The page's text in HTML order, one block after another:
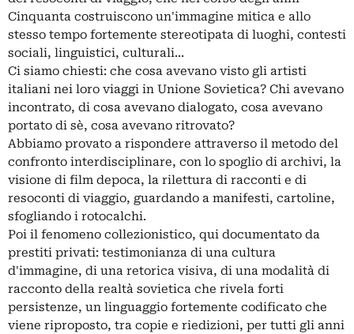
Cinquanta costruiscono un'immagine mitica e allo
stesso tempo fortemente stereotipata di luoghi, contesti
sociali, linguistici, culturali...
Ci siamo chiesti: che cosa avevano visto gli artisti
italiani nei loro viaggi in Unione Sovietica? Chi avevano
incontrato, di cosa avevano dialogato, cosa avevano
portato di sè, cosa avevano ritrovato?
Abbiamo provato a rispondere attraverso il metodo del
confronto interdisciplinare, con lo spoglio di archivi, la
visione di film depoca, la rilettura di racconti e di
resoconti di viaggio, guardando a manifesti, cartoline,
sfogliando i rotocalchi.
Poi il fenomeno collezionistico, qui documentato da
prestiti privati: testimonianza di una cultura
d'immagine, di una retorica visiva, di una modalità di
racconto della realtà sovietica che rivela forti
persistenze, un linguaggio fortemente codificato che
viene riproposto, tra copie e riedizioni, per tutti gli anni